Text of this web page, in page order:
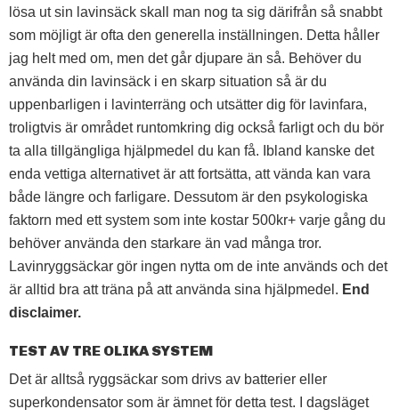
lösa ut sin lavinsäck skall man nog ta sig därifrån så snabbt
som möjligt är ofta den generella inställningen. Detta håller
jag helt med om, men det går djupare än så. Behöver du
använda din lavinsäck i en skarp situation så är du
uppenbarligen i lavinterräng och utsätter dig för lavinfara,
troligtvis är området runtomkring dig också farligt och du bör
ta alla tillgängliga hjälpmedel du kan få. Ibland kanske det
enda vettiga alternativet är att fortsätta, att vända kan vara
både längre och farligare. Dessutom är den psykologiska
faktorn med ett system som inte kostar 500kr+ varje gång du
behöver använda den starkare än vad många tror.
Lavinryggsäckar gör ingen nytta om de inte används och det
är alltid bra att träna på att använda sina hjälpmedel. End
disclaimer.
TEST AV TRE OLIKA SYSTEM
Det är alltså ryggsäckar som drivs av batterier eller
superkondensator som är ämnet för detta test. I dagsläget